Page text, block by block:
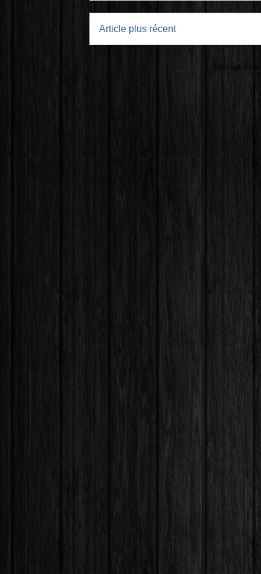
Article plus récent
Inscription à :